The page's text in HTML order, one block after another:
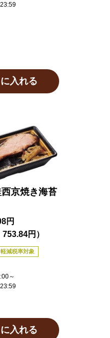
入れる
京焼き海苔
円
753.84円）
軽減税率対象
～
入れる